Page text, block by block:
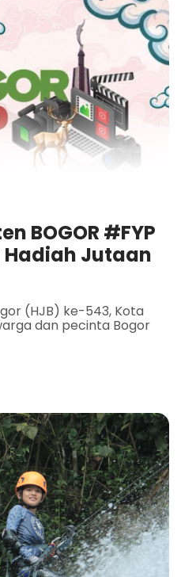
BOGOR #FYP
Jutaan
(HJB) ke-543, Kota
dan pecinta Bogor